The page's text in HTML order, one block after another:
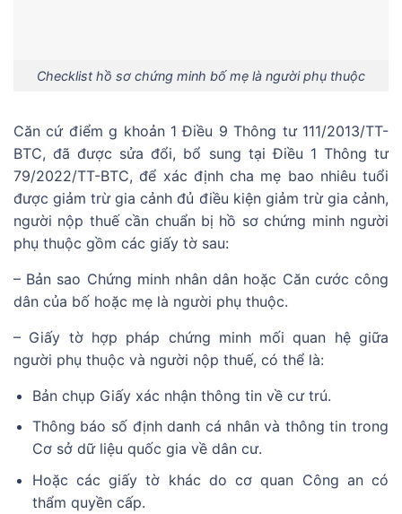
Checklist hồ sơ chứng minh bố mẹ là người phụ thuộc
Căn cứ điểm g khoản 1 Điều 9 Thông tư 111/2013/TT-
BTC, đã được sửa đổi, bổ sung tại Điều 1 Thông tư
79/2022/TT-BTC, để xác định cha mẹ bao nhiêu tuổi
được giảm trừ gia cảnh đủ điều kiện giảm trừ gia cảnh,
người nộp thuế cần chuẩn bị hồ sơ chứng minh người
phụ thuộc gồm các giấy tờ sau:
– Bản sao Chứng minh nhân dân hoặc Căn cước công
dân của bố hoặc mẹ là người phụ thuộc.
– Giấy tờ hợp pháp chứng minh mối quan hệ giữa
người phụ thuộc và người nộp thuế, có thể là:
Bản chụp Giấy xác nhận thông tin về cư trú.
Thông báo số định danh cá nhân và thông tin trong
Cơ sở dữ liệu quốc gia về dân cư.
Hoặc các giấy tờ khác do cơ quan Công an có
thẩm quyền cấp.